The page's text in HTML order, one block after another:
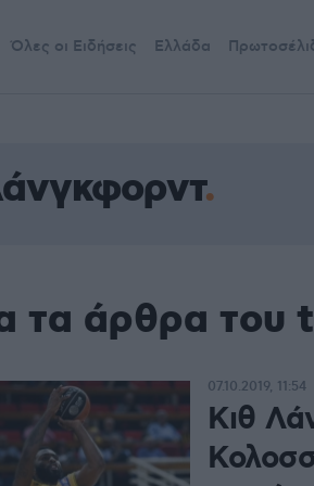
Όλες οι Ειδήσεις Ελλάδα
τα άρθρα του
Κιθ
07.10.2019, 11:54